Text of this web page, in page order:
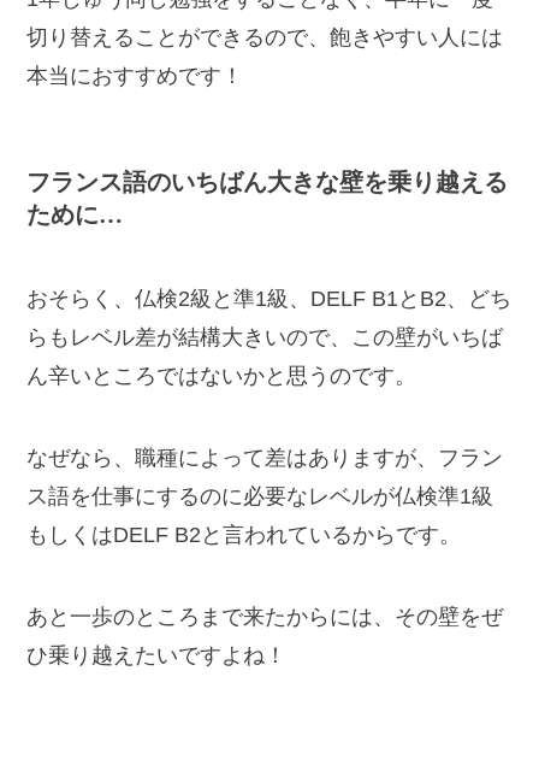
切り替えることができるので、飽きやすい人には
本当におすすめです！
フランス語のいちばん大きな壁を乗り越える
ために…
おそらく、仏検2級と準1級、DELF B1とB2、どち
らもレベル差が結構大きいので、この壁がいちば
ん辛いところではないかと思うのです。
なぜなら、職種によって差はありますが、フラン
ス語を仕事にするのに必要なレベルが仏検準1級
もしくはDELF B2と言われているからです。
あと一歩のところまで来たからには、その壁をぜ
ひ乗り越えたいですよね！